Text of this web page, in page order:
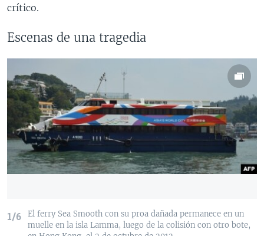
crítico.
Escenas de una tragedia
1/6
El ferry Sea Smooth con su proa dañada permanece en un
muelle en la isla Lamma, luego de la colisión con otro bote,